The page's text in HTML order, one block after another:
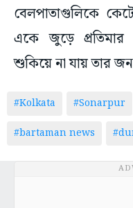
বেলপাতাগুলিকে
একে জুড়ে প্রতিমার
শুকিয়ে না যায় তার
#Kolkata #Sonarpur
#bartaman news